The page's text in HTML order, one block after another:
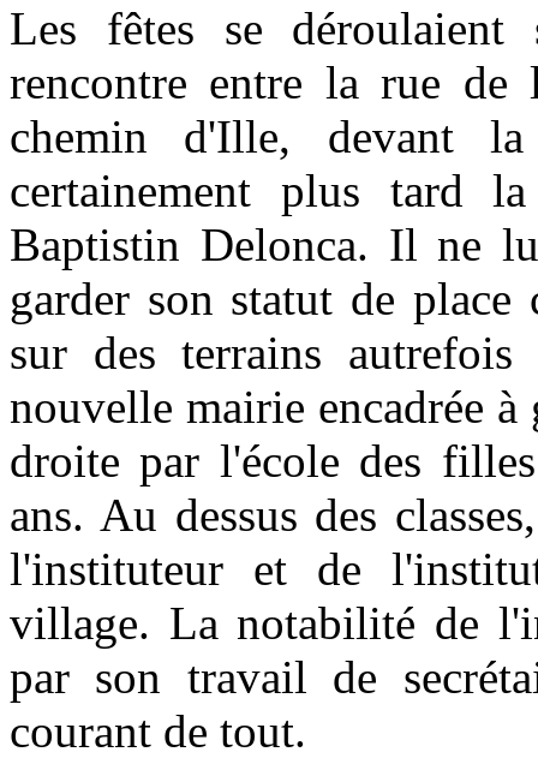
Les fêtes se
rencontre entre la rue
chemin d'Ille, devant
certainement plus tard
Baptistin Delonca. Il ne
garder son statut de place
sur des terrains
nouvelle mairie encadrée à
droite par l'école des
ans. Au dessus des
l'instituteur et de
village. La notabilité de
par son travail de
courant de tout.